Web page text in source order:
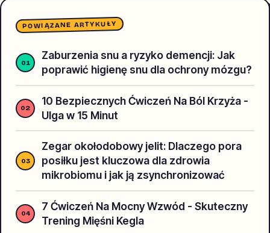
POWIĄZANE ARTYKUŁY
Zaburzenia snu a ryzyko demencji: Jak
poprawić higienę snu dla ochrony mózgu?
10 Bezpiecznych Ćwiczeń Na Ból Krzyża -
Ulga w 15 Minut
Zegar okołodobowy jelit: Dlaczego pora
posiłku jest kluczowa dla zdrowia
mikrobiomu i jak ją zsynchronizować
7 Ćwiczeń Na Mocny Wzwód - Skuteczny
Trening Mięśni Kegla